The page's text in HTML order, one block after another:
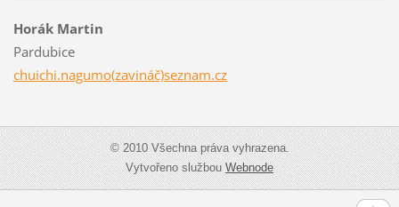
Horák Martin
Pardubice
chuichi.nagumo(zavináč)seznam.cz
© 2010 Všechna práva vyhrazena.
Vytvořeno službouWebnode